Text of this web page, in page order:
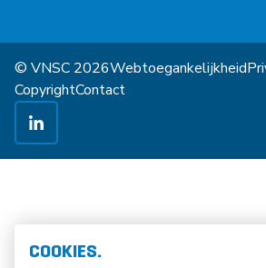
© VNSC 2026Webtoegankelijkheid
CopyrightContact
COOKIES.